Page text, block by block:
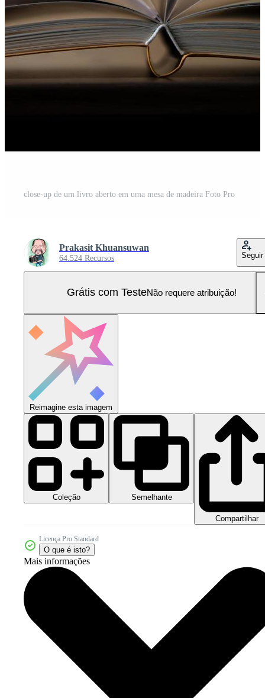
close-up de um livro aberto em uma mesa de madeira Foto Pro
Prakasit Khuansuwan
64.524 Recursos Seguir
Grátis com TesteNão requere atribuição!
Reimagine esta imagem
Coleção Semelhante
Compartilhar
Licença Pro Standard
O que é isto?
Mais informações